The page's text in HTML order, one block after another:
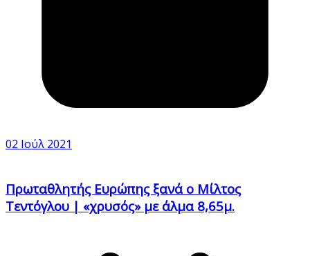
02 Ιούλ 2021
Πρωταθλητής Ευρώπης ξανά ο Μίλτος
Τεντόγλου | «χρυσός» με άλμα 8,65μ.